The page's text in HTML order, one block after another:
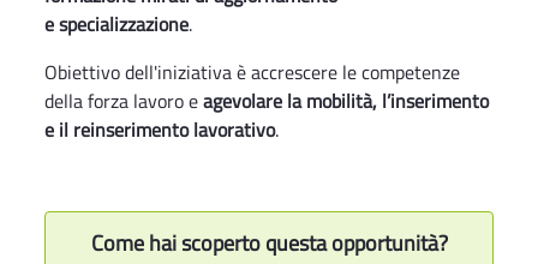
e specializzazione.
Obiettivo dell'iniziativa è accrescere le competenze
della forza lavoro eagevolare la mobilità, l’inserimento
e il reinserimento lavorativo.
Come hai scoperto questa opportunità?